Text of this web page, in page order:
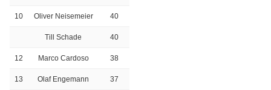
10 Oliver Neisemeier 40
Till Schade 40
12 Marco Cardoso 38
13 Olaf Engemann 37